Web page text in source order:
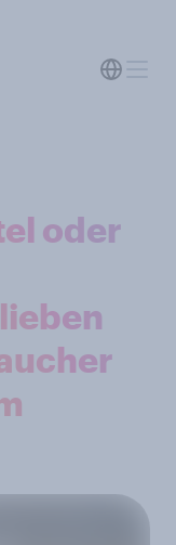
oder